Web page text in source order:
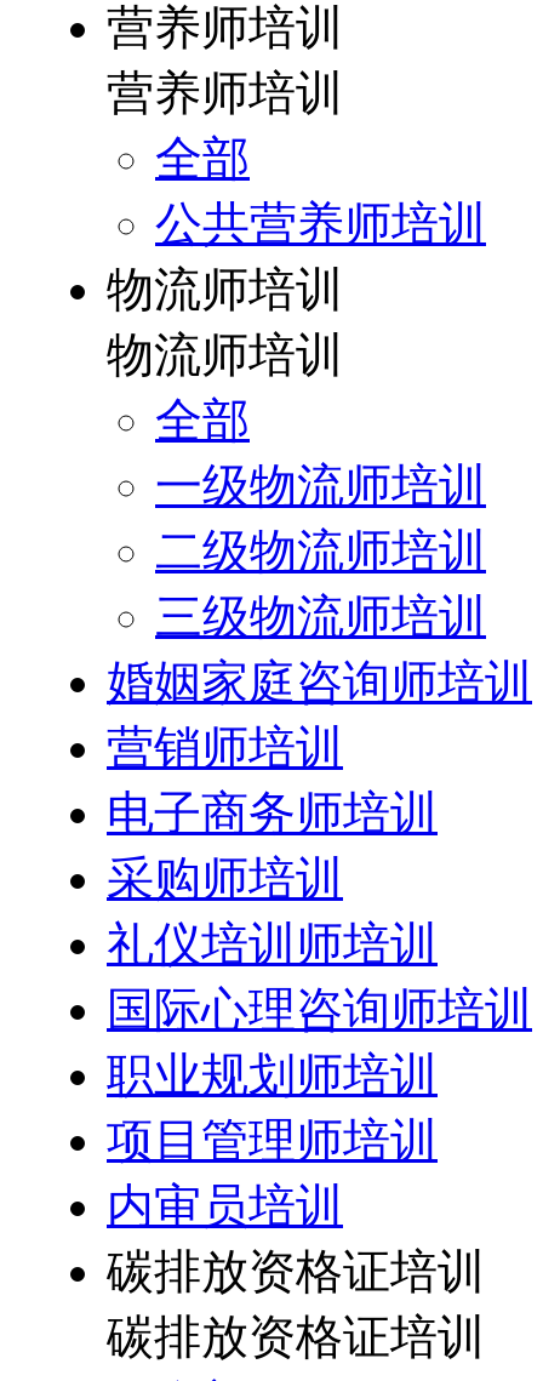
营养师培训
营养师培训
全部
公共营养师培训
物流师培训
物流师培训
全部
一级物流师培训
二级物流师培训
三级物流师培训
婚姻家庭咨询师培训
营销师培训
电子商务师培训
采购师培训
礼仪培训师培训
国际心理咨询师培训
职业规划师培训
项目管理师培训
内审员培训
碳排放资格证培训
碳排放资格证培训